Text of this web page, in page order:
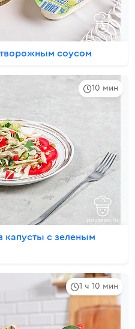
соусом
10 мин
капусты с зеленым
1 ч 10 мин